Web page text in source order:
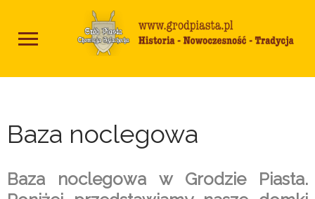
Baza noclegowa
Baza noclegowa w Grodzie Piasta.